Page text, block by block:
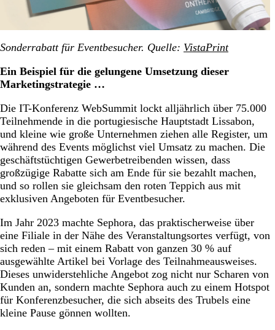
Sonderrabatt für Eventbesucher. Quelle: VistaPrint
Ein Beispiel für die gelungene Umsetzung dieser
Marketingstrategie …
Die IT-Konferenz WebSummit lockt alljährlich über 75.000
Teilnehmende in die portugiesische Hauptstadt Lissabon,
und kleine wie große Unternehmen ziehen alle Register, um
während des Events möglichst viel Umsatz zu machen. Die
geschäftstüchtigen Gewerbetreibenden wissen, dass
großzügige Rabatte sich am Ende für sie bezahlt machen,
und so rollen sie gleichsam den roten Teppich aus mit
exklusiven Angeboten für Eventbesucher.
Im Jahr 2023 machte Sephora, das praktischerweise über
eine Filiale in der Nähe des Veranstaltungsortes verfügt, von
sich reden – mit einem Rabatt von ganzen 30 % auf
ausgewählte Artikel bei Vorlage des Teilnahmeausweises.
Dieses unwiderstehliche Angebot zog nicht nur Scharen von
Kunden an, sondern machte Sephora auch zu einem Hotspot
für Konferenzbesucher, die sich abseits des Trubels eine
kleine Pause gönnen wollten.